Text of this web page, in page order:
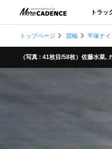
トラッ
トップページ 競輪 平塚ナ
（写真 : 41枚目/58枚）佐藤水菜,